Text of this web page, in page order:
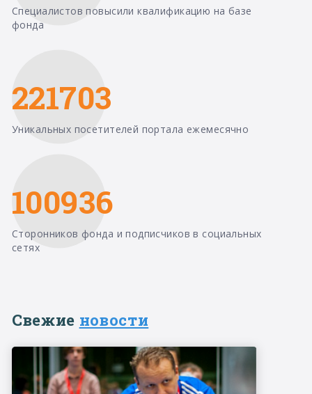
Специалистов повысили квалификацию на базе
фонда
221703
Уникальных посетителей портала ежемесячно
100936
Сторонников фонда и подписчиков в социальных
сетях
Свежие новости